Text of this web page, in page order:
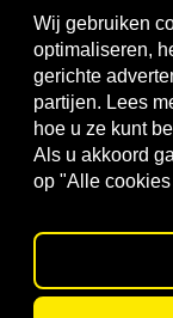
Met dank aan:
© Duurzaam Den
Wij gebruiken
optimaliseren,
gerichte
partijen. Lees
hoe u ze kunt
Als u akkoord
op "Alle